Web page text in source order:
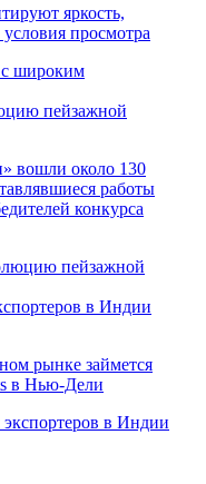
яркость,
просмотра
пейзажной
вошли около 130
работы
конкурса
в Индии
рынке займется
в Нью-Дели